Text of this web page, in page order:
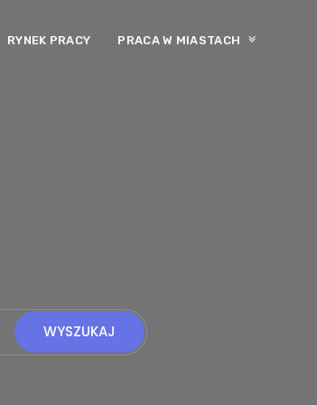
RYNEK PRACY PRACA W MIASTACH